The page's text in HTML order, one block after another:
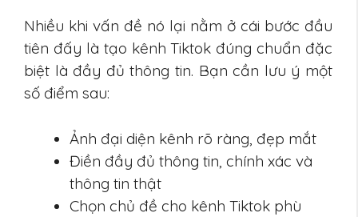
Nhiều khi vấn đề nó lại nằm ở cái bước đầu
tiên đấy là tạo kênh Tiktok đúng chuẩn đặc
biệt là đầy đủ thông tin. Bạn cần lưu ý một
số điểm sau:
Ảnh đại diện kênh rõ ràng, đẹp mắt
Điền đầy đủ thông tin, chính xác và
thông tin thật
Chọn chủ đề cho kênh Tiktok phù